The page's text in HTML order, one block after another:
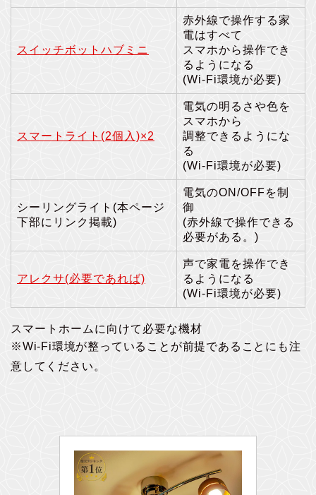
スイッチボットハブミニ
赤外線で操作する家
電はすべて
スマホから操作でき
るようになる
(Wi-Fi環境が必要)
スマートライト(2個入)×2
電気の明るさや色を
スマホから
調整できるようにな
る
(Wi-Fi環境が必要)
シーリングライト(本ページ
下部にリンク掲載)
電気のON/OFFを制
御
(赤外線で操作できる
必要がある。)
アレクサ(必要であれば)
声で家電を操作でき
るようになる
(Wi-Fi環境が必要)
スマートホームに向けて必要な機材
※Wi-Fi環境が整っていることが前提であることにも注
意してください。